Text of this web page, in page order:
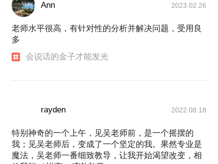
Ann 2023.02.26
老师水平很高，有针对性的分析并解决问题，受用良
多
会说话的金子才能发光
rayden 2022.08.18
特别神奇的一个上午，见吴老师前，是一个摇摆的
我；见吴老师后，变成了一个坚定的我。果然专业是
魔法，吴老师一番细致教导，让我开始渴望改变，相